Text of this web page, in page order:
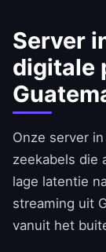
Server
digitale
Onze server
zeekabels die
lage latentie
streaming uit
vanuit het